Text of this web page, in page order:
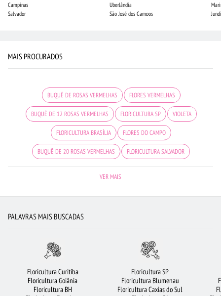
Campinas
Salvador
Uberlândia
São José dos Campos
MAIS PROCURADOS
BUQUÊ DE ROSAS VERMELHAS FLORES VERMELHAS
BUQUÊ DE 12 ROSAS VERMELHAS FLORICULTURA SP VIOLETA
FLORICULTURA BRASÍLIA FLORES DO CAMPO
BUQUÊ DE 20 ROSAS VERMELHAS FLORICULTURA SALVADOR
FLORICULTURA FORTALEZA FLORICULTURA GUARULHOS
FLORICULTURA UBERLÂNDIA FLORICULTURA BH FLORICULTURA BARUERI
VER MAIS
PALAVRAS MAIS BUSCADAS
Floricultura Curitiba
Floricultura Goiânia
Floricultura BH
Floricultura SP
Floricultura Blumenau
Floricultura Caxias do Sul